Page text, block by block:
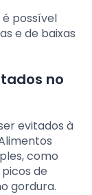
possível
e de baixas
no
evitados à
como
de
gordura.